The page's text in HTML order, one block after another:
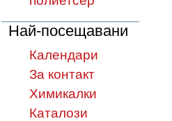
Най-посещавани
Календари
За контакт
Химикалки
Каталози